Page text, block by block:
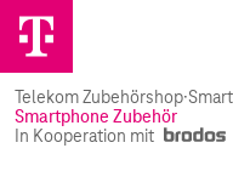
Telekom Zubehörshop·
Smartphone Zubehör
In Kooperation mit